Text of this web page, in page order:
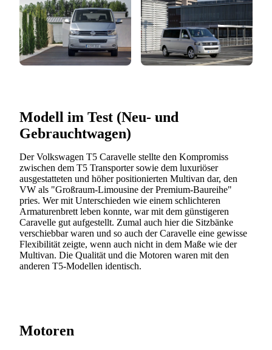
Modell im Test (Neu- und
Gebrauchtwagen)
Der Volkswagen T5 Caravelle stellte den Kompromiss
zwischen dem T5 Transporter sowie dem luxuriöser
ausgestatteten und höher positionierten Multivan dar, den
VW als "Großraum-Limousine der Premium-Baureihe"
pries. Wer mit Unterschieden wie einem schlichteren
Armaturenbrett leben konnte, war mit dem günstigeren
Caravelle gut aufgestellt. Zumal auch hier die Sitzbänke
verschiebbar waren und so auch der Caravelle eine gewisse
Flexibilität zeigte, wenn auch nicht in dem Maße wie der
Multivan. Die Qualität und die Motoren waren mit den
anderen T5-Modellen identisch.
Motoren